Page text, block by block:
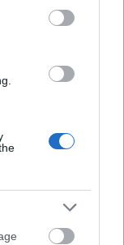
τα
τα μεγάλα
η